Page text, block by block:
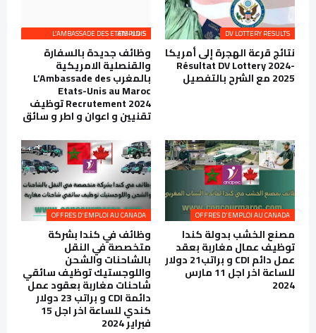
DV LOTTERY RESULTS
نتائج قرعة الهجرة إلى أمريكا
Résultat DV Lottery 2024-
2025 مع الشرح بالتفصيل
L’AMBASSADE DES ETATS-UNIS EMPLOIS
وظائف جديدة بالسفارة
والقنصلية الامريكية
بالمغرب L’Ambassade des
Etats-Unis au Maroc
Recrutement 2024 توظيف
تقنيين و اعوان و اطر و سائق
OFFRES D'EMPLOI AU CANADA
مصنع الخشب بدولة كندا
توظيف عمال مغاربة بعقد
عمل دائم CDI و براتب21 دولار
للساعة اخر اجل 11 مارس
2024
OFFRES D'EMPLOI AU CANADA
وظائف في كندا بشركة
متخصصة في النقل
بالشاحنات والشحن
واللوجستيك توظيف سائقي
شاحنات مغاربة بعقود عمل
دائمة CDI و براتب 23 دولار
كندي للساعة اخر اجل 15
فبراير 2024